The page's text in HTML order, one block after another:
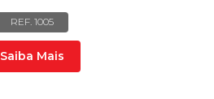
REF. 1005
Saiba Mais